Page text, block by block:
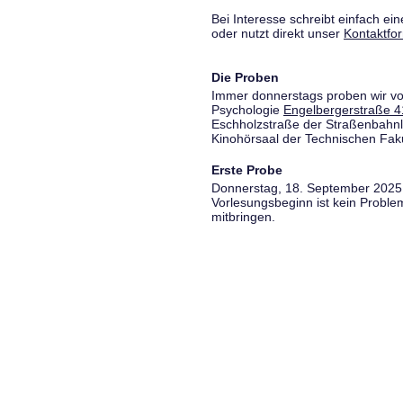
Bei Interesse schreibt einfach
oder nutzt direkt unser
Die Proben
Immer donnerstags proben wir
Psychologie Engelbergerstraße
Eschholzstraße der
Kinohörsaal der Technischen
Erste Probe
Donnerstag, 18. September
Vorlesungsbeginn ist kein
mitbringen.